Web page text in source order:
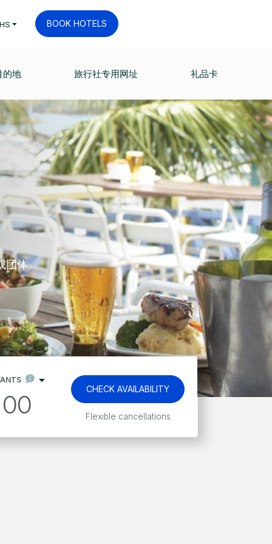
BOOK HOTELS
的地 旅行社专用网址 礼品卡
团体。
00
CHECK AVAILABILITY
Kids stay and eat free*